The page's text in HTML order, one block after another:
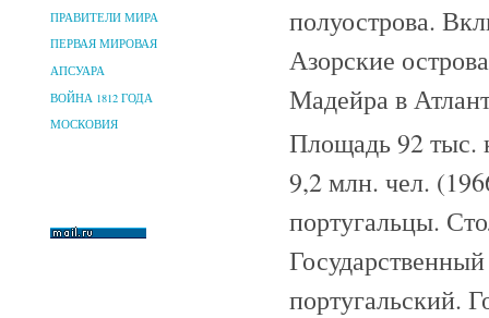
ПРАВИТЕЛИ МИРА
ПЕРВАЯ МИРОВАЯ
АПСУАРА
ВОЙНА 1812 ГОДА
МОСКОВИЯ
полуострова.
Азорские
Мадейра в
Площадь 92 тыс.
9,2 млн. чел.
португальцы.
португальский.